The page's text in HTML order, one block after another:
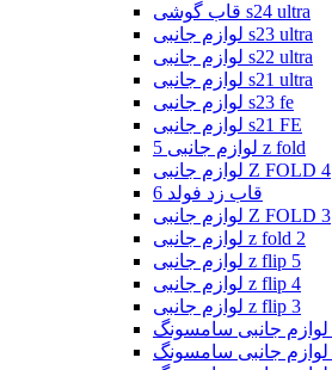
قاب گوشی s24 ultra
لوازم جانبی s23 ultra
لوازم جانبی s22 ultra
لوازم جانبی s21 ultra
لوازم جانبی s23 fe
لوازم جانبی s21 FE
لوازم جانبی 5 z fold
لوازم جانبی Z FOLD 4
قاب زد فولد 6
لوازم جانبی Z FOLD 3
لوازم جانبی z fold 2
لوازم جانبی z flip 5
لوازم جانبی z flip 4
لوازم جانبی z flip 3